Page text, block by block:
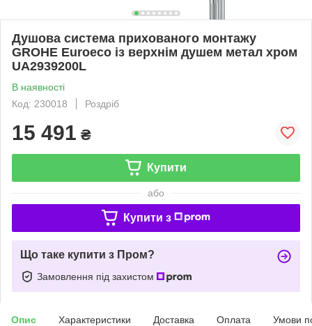
Душова система прихованого монтажу
GROHE Euroeco із верхнім душем метал хром
UA2939200L
В наявності
Код: 230018
Роздріб
15 491 ₴
Купити
або
Купити з
Що таке купити з Пром?
Замовлення під захистом
Опис Характеристики Доставка Оплата Умови